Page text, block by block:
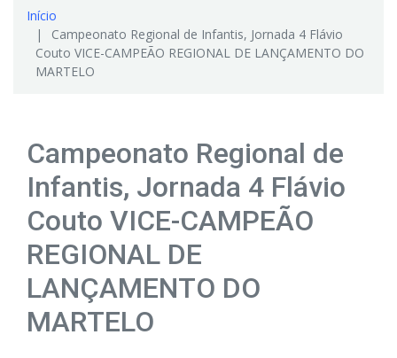
Início
Campeonato Regional de Infantis, Jornada 4 Flávio
Couto VICE-CAMPEÃO REGIONAL DE LANÇAMENTO DO
MARTELO
Campeonato Regional de
Infantis, Jornada 4 Flávio
Couto VICE-CAMPEÃO
REGIONAL DE
LANÇAMENTO DO
MARTELO